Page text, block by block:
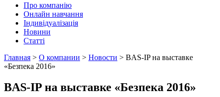
Про компанію
Онлайн навчання
Індивідуалізація
Новини
Статті
Главная > О компании > Новости > BAS-IP на выставке
«Безпека 2016»
BAS-IP на выставке «Безпека 2016»